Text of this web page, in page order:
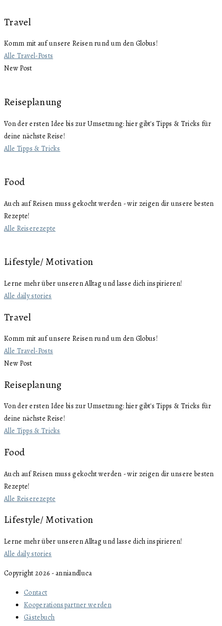
Travel
Komm mit auf unsere Reisen rund um den Globus!
Alle Travel-Posts
New Post
Reiseplanung
Von der ersten Idee bis zur Umsetzung: hier gibt's Tipps & Tricks für
deine nächste Reise!
Alle Tipps & Tricks
Food
Auch auf Reisen muss gekocht werden - wir zeigen dir unsere besten
Rezepte!
Alle Reiserezepte
Lifestyle/ Motivation
Lerne mehr über unseren Alltag und lasse dich inspirieren!
Alle daily stories
Travel
Komm mit auf unsere Reisen rund um den Globus!
Alle Travel-Posts
New Post
Reiseplanung
Von der ersten Idee bis zur Umsetzung: hier gibt's Tipps & Tricks für
deine nächste Reise!
Alle Tipps & Tricks
Food
Auch auf Reisen muss gekocht werden - wir zeigen dir unsere besten
Rezepte!
Alle Reiserezepte
Lifestyle/ Motivation
Lerne mehr über unseren Alltag und lasse dich inspirieren!
Alle daily stories
Copyright 2026 - anniandluca
Contact
Kooperationspartner werden
Gästebuch